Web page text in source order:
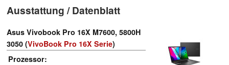
Ausstattung / Datenblatt
Asus Vivobook Pro 16X M7600, 5800H
3050 (VivoBook Pro 16X Serie)
Prozessor